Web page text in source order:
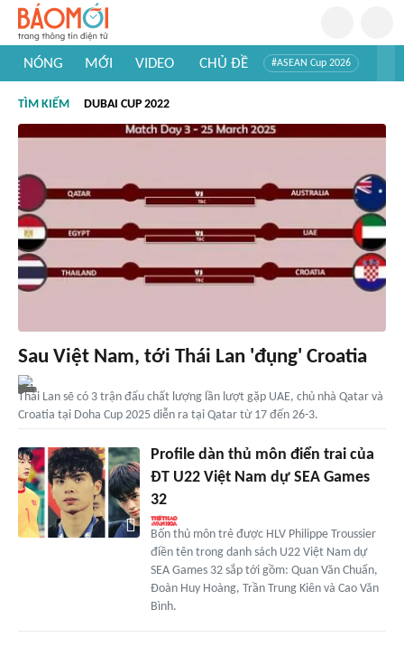
NÓNG MỚI VIDEO CHỦ ĐỀ #ASEAN Cup 2026
#Khám phá Việt Nam
#Khám phá thế giới
TÌM KIẾM DUBAI CUP 2022
Sau Việt Nam, tới Thái Lan 'đụng' Croatia
Thái Lan sẽ có 3 trận đấu chất lượng lần lượt gặp UAE, chủ nhà Qatar và
Croatia tại Doha Cup 2025 diễn ra tại Qatar từ 17 đến 26-3.
Profile dàn thủ môn điển trai của
ĐT U22 Việt Nam dự SEA Games
32
Bốn thủ môn trẻ được HLV Philippe Troussier
điền tên trong danh sách U22 Việt Nam dự
SEA Games 32 sắp tới gồm: Quan Văn Chuẩn,
Đoàn Huy Hoàng, Trần Trung Kiên và Cao Văn
Bình.